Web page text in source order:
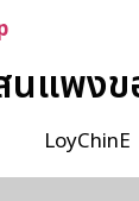
แพงข
LoyChinE